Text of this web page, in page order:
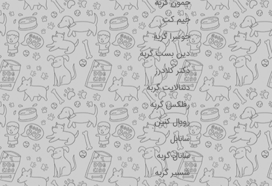
جمون گربه
جیم کت
جوسرا گربه
دین بست گربه
دکتر کلادرز
دنتالایت گربه
رفلکس گربه
رویال کنین
سانابل
سانال گربه
شسیر گربه